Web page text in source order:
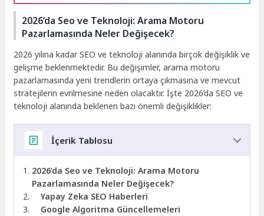
2026’da Seo ve Teknoloji: Arama Motoru
Pazarlamasında Neler Değişecek?
2026 yılına kadar SEO ve teknoloji alanında birçok değişiklik ve
gelişme beklenmektedir. Bu değişimler, arama motoru
pazarlamasında yeni trendlerin ortaya çıkmasına ve mevcut
stratejilerin evrilmesine neden olacaktır. İşte 2026’da SEO ve
teknoloji alanında beklenen bazı önemli değişiklikler:
İçerik Tablosu
2026’da Seo ve Teknoloji: Arama Motoru
Pazarlamasında Neler Değişecek?
Yapay Zeka SEO Haberleri
Google Algoritma Güncellemeleri